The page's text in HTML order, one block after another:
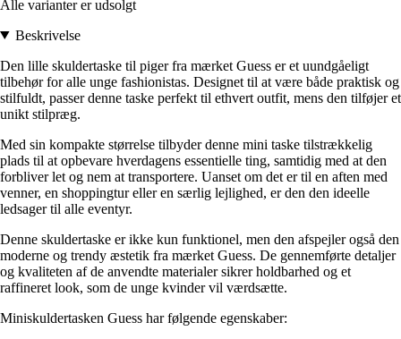
Alle varianter er udsolgt
Beskrivelse
Den lille skuldertaske til piger fra mærket Guess er et uundgåeligt
tilbehør for alle unge fashionistas. Designet til at være både praktisk og
stilfuldt, passer denne taske perfekt til ethvert outfit, mens den tilføjer et
unikt stilpræg.
Med sin kompakte størrelse tilbyder denne mini taske tilstrækkelig
plads til at opbevare hverdagens essentielle ting, samtidig med at den
forbliver let og nem at transportere. Uanset om det er til en aften med
venner, en shoppingtur eller en særlig lejlighed, er den den ideelle
ledsager til alle eventyr.
Denne skuldertaske er ikke kun funktionel, men den afspejler også den
moderne og trendy æstetik fra mærket Guess. De gennemførte detaljer
og kvaliteten af de anvendte materialer sikrer holdbarhed og et
raffineret look, som de unge kvinder vil værdsætte.
Miniskuldertasken Guess har følgende egenskaber: